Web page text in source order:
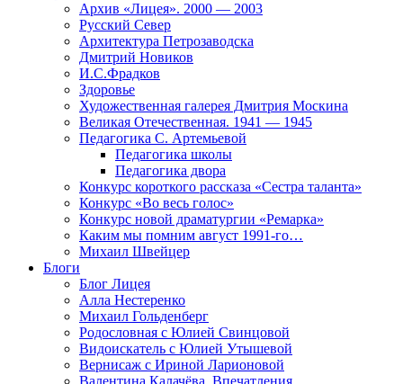
Архив «Лицея». 2000 — 2003
Русский Север
Архитектура Петрозаводска
Дмитрий Новиков
И.С.Фрадков
Здоровье
Художественная галерея Дмитрия Москина
Великая Отечественная. 1941 — 1945
Педагогика С. Артемьевой
Педагогика школы
Педагогика двора
Конкурс короткого рассказа «Сестра таланта»
Конкурс «Во весь голос»
Конкурс новой драматургии «Ремарка»
Каким мы помним август 1991-го…
Михаил Швейцер
Блоги
Блог Лицея
Алла Нестеренко
Михаил Гольденберг
Родословная с Юлией Свинцовой
Видоискатель с Юлией Утышевой
Вернисаж с Ириной Ларионовой